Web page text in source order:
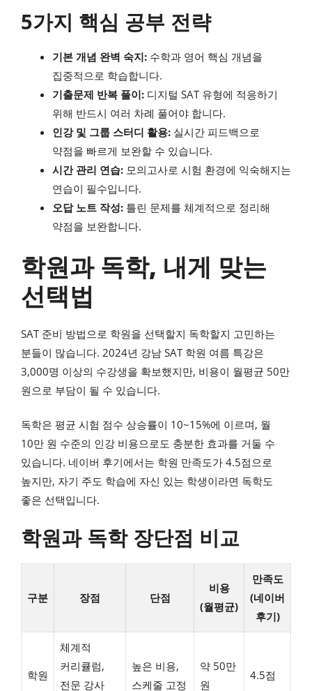
5가지 핵심 공부 전략
기본 개념 완벽 숙지: 수학과 영어 핵심 개념을
집중적으로 학습합니다.
기출문제 반복 풀이: 디지털 SAT 유형에 적응하기
위해 반드시 여러 차례 풀어야 합니다.
인강 및 그룹 스터디 활용: 실시간 피드백으로
약점을 빠르게 보완할 수 있습니다.
시간 관리 연습: 모의고사로 시험 환경에 익숙해지는
연습이 필수입니다.
오답 노트 작성: 틀린 문제를 체계적으로 정리해
약점을 보완합니다.
학원과 독학, 내게 맞는
선택법
SAT 준비 방법으로 학원을 선택할지 독학할지 고민하는
분들이 많습니다. 2024년 강남 SAT 학원 여름 특강은
3,000명 이상의 수강생을 확보했지만, 비용이 월평균 50만
원으로 부담이 될 수 있습니다.
독학은 평균 시험 점수 상승률이 10~15%에 이르며, 월
10만 원 수준의 인강 비용으로도 충분한 효과를 거둘 수
있습니다. 네이버 후기에서는 학원 만족도가 4.5점으로
높지만, 자기 주도 학습에 자신 있는 학생이라면 독학도
좋은 선택입니다.
학원과 독학 장단점 비교
구분 장점 단점
비용
(월평균)
만족도
(네이버
후기)
학원
체계적
커리큘럼,
전문 강사
높은 비용,
스케줄 고정
약 50만
원
4.5점